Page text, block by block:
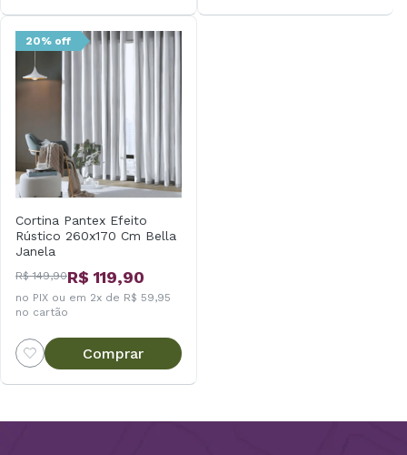
20% off
Cortina Pantex Efeito
Rústico 260x170 Cm Bella
Janela
R$ 149,90R$ 119,90
no PIX ou em 2x de R$ 59,95
no cartão
Comprar